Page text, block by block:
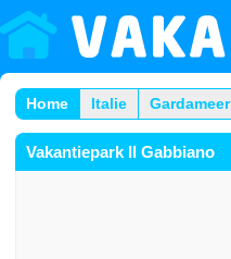
Home Italie Gardameer
Vakantiepark Il Gabbiano